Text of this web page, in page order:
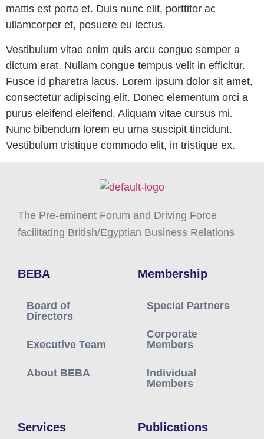
mattis est porta et. Duis nunc elit, porttitor ac
ullamcorper et, posuere eu lectus.
Vestibulum vitae enim quis arcu congue semper a
dictum erat. Nullam congue tempus velit in efficitur.
Fusce id pharetra lacus. Lorem ipsum dolor sit amet,
consectetur adipiscing elit. Donec elementum orci a
purus eleifend eleifend. Aliquam vitae cursus mi.
Nunc bibendum lorem eu urna suscipit tincidunt.
Vestibulum tristique commodo elit, in tristique ex.
The Pre-eminent Forum and Driving Force
facilitating British/Egyptian Business Relations
BEBA
Board of
Directors
Executive Team
About BEBA
Membership
Special Partners
Corporate
Members
Individual
Members
Services Publications